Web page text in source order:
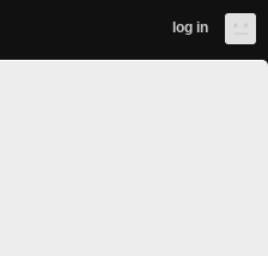
log in